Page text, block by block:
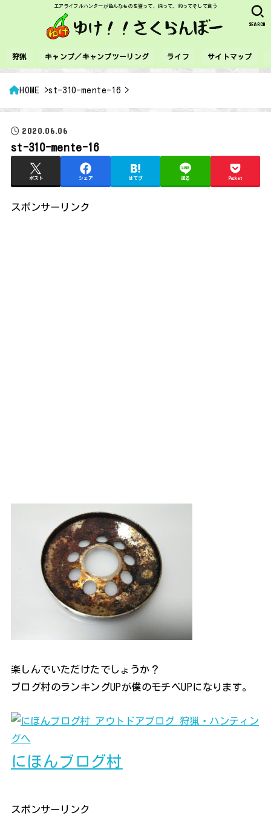
エアライフルハンターが色んなものを獲って、採って、釣ってそして食う
狩猟 キャンプ／キャンプツーリング ライフ サイトマップ
SEARCH
HOME st-310-mente-16
2020.06.06
st-310-mente-16
ポスト シェア はてブ 送る Pocket
スポンサーリンク
楽しんでいただけたでしょうか？
ブログ村のランキングUPが僕のモチベUPになります。
にほんブログ村
スポンサーリンク